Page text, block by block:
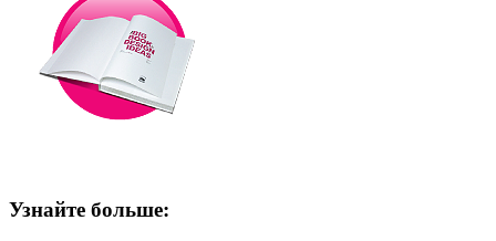
Узнайте больше: